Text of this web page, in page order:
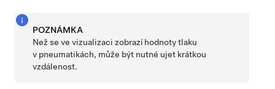
POZNÁMKA
Než se ve vizualizaci zobrazí hodnoty tlaku
v pneumatikách, může být nutné ujet krátkou
vzdálenost.